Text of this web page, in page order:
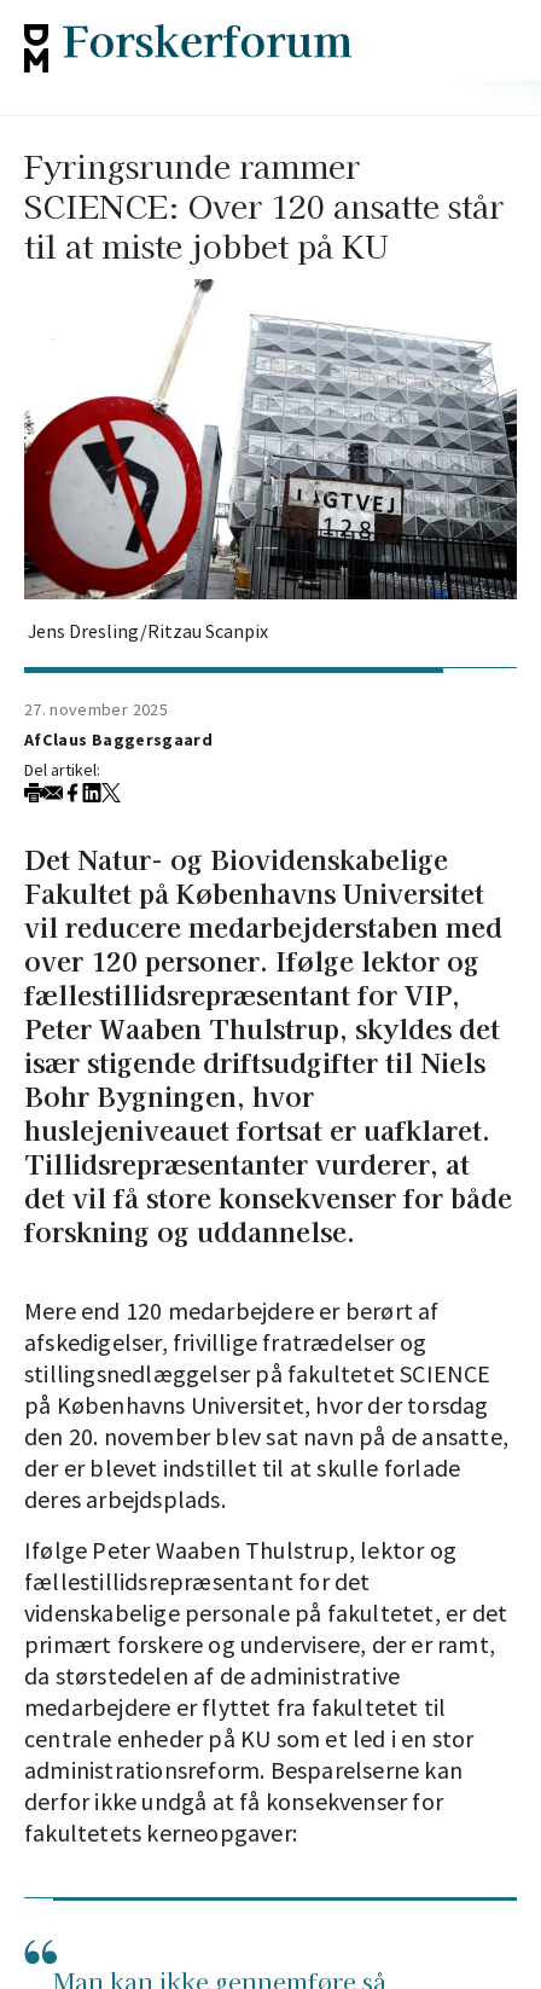
Fyringsrunde rammer
SCIENCE: Over 120 ansatte står
til at miste jobbet på KU
Jens Dresling/Ritzau Scanpix
27. november 2025
AfClaus Baggersgaard
Del artikel:
Det Natur- og Biovidenskabelige
Fakultet på Københavns Universitet
vil reducere medarbejderstaben med
over 120 personer. Ifølge lektor og
fællestillidsrepræsentant for VIP,
Peter Waaben Thulstrup, skyldes det
især stigende driftsudgifter til Niels
Bohr Bygningen, hvor
huslejeniveauet fortsat er uafklaret.
Tillidsrepræsentanter vurderer, at
det vil få store konsekvenser for både
forskning og uddannelse.
Mere end 120 medarbejdere er berørt af
afskedigelser, frivillige fratrædelser og
stillingsnedlæggelser på fakultetet SCIENCE
på Københavns Universitet, hvor der torsdag
den 20. november blev sat navn på de ansatte,
der er blevet indstillet til at skulle forlade
deres arbejdsplads.
Ifølge Peter Waaben Thulstrup, lektor og
fællestillidsrepræsentant for det
videnskabelige personale på fakultetet, er det
primært forskere og undervisere, der er ramt,
da størstedelen af de administrative
medarbejdere er flyttet fra fakultetet til
centrale enheder på KU som et led i en stor
administrationsreform. Besparelserne kan
derfor ikke undgå at få konsekvenser for
fakultetets kerneopgaver:
Man kan ikke gennemføre så